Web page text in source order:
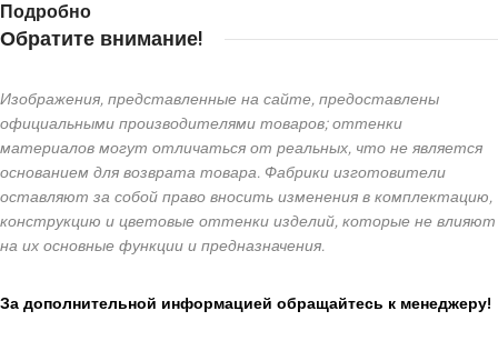
Подробно
Обратите внимание!
Изображения, представленные на сайте, предоставлены
официальными производителями товаров; оттенки
материалов могут отличаться от реальных, что не является
основанием для возврата товара. Фабрики изготовители
оставляют за собой право вносить изменения в комплектацию,
конструкцию и цветовые оттенки изделий, которые не влияют
на их основные функции и предназначения.
За дополнительной информацией обращайтесь к менеджеру!